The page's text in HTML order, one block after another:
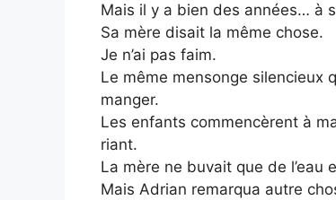
Mais il y a bien des années… à
Sa mère disait la même chose.
Je n’ai pas faim.
Le même mensonge silencieux
manger.
Les enfants commencèrent à
riant.
La mère ne buvait que de l’eau
Mais Adrian remarqua autre